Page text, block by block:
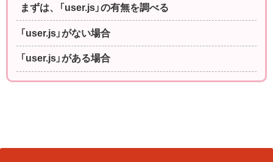
まずは、「user.js」の有無を調べる
「user.js」がない場合
「user.js」がある場合